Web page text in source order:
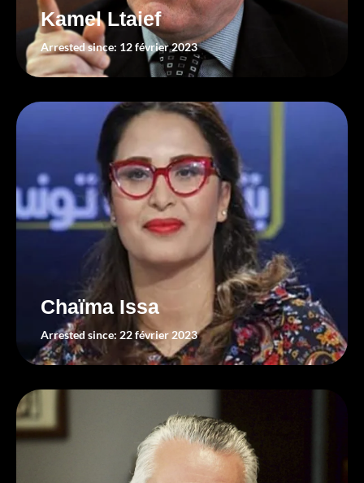
Kamel Ltaief
Arrested since: 12 février 2023
Chaïma Issa
Arrested since: 22 février 2023